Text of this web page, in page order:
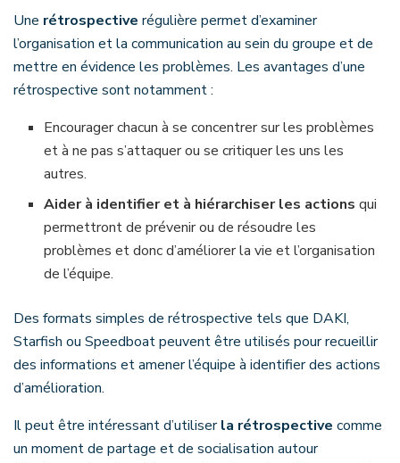
Une rétrospective régulière permet d’examiner
l’organisation et la communication au sein du groupe et de
mettre en évidence les problèmes. Les avantages d’une
rétrospective sont notamment :
Encourager chacun à se concentrer sur les problèmes
et à ne pas s’attaquer ou se critiquer les uns les
autres.
Aider à identifier et à hiérarchiser les actionsqui
permettront de prévenir ou de résoudre les
problèmes et donc d’améliorer la vie et l’organisation
de l’équipe.
Des formats simples de rétrospective tels que DAKI,
Starfish ou Speedboat peuvent être utilisés pour recueillir
des informations et amener l’équipe à identifier des actions
d’amélioration.
Il peut être intéressant d’utiliserla rétrospective comme
un moment de partage et de socialisation autour